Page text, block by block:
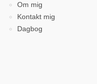
Om mig
Kontakt mig
Dagbog